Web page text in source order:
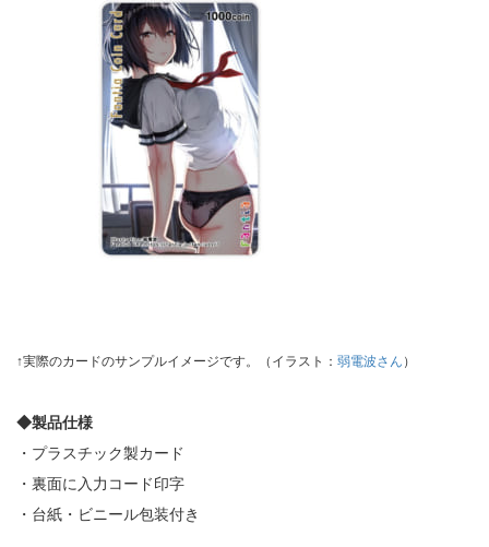
↑実際のカードのサンプルイメージです。（イラスト： 弱電波さん ）
◆製品仕様
・プラスチック製カード
・裏面に入力コード印字
・台紙・ビニール包装付き